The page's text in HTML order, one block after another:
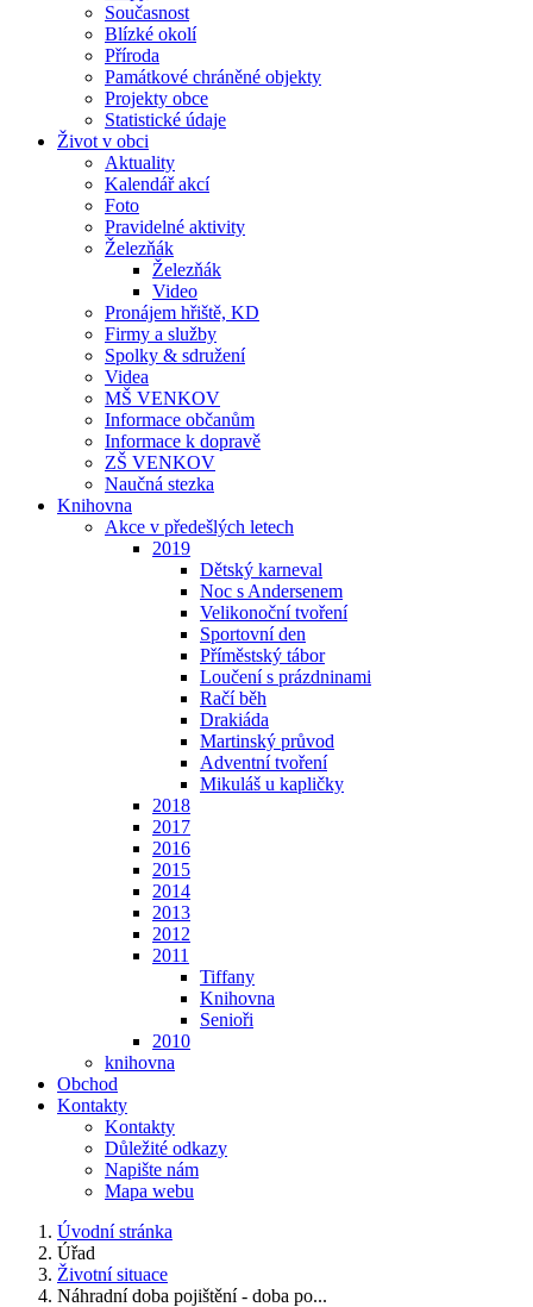
Současnost
Blízké okolí
Příroda
Památkové chráněné objekty
Projekty obce
Statistické údaje
Život v obci
Aktuality
Kalendář akcí
Foto
Pravidelné aktivity
Železňák
Železňák
Video
Pronájem hřiště, KD
Firmy a služby
Spolky & sdružení
Videa
MŠ VENKOV
Informace občanům
Informace k dopravě
ZŠ VENKOV
Naučná stezka
Knihovna
Akce v předešlých letech
2019
Dětský karneval
Noc s Andersenem
Velikonoční tvoření
Sportovní den
Příměstský tábor
Loučení s prázdninami
Račí běh
Drakiáda
Martinský průvod
Adventní tvoření
Mikuláš u kapličky
2018
2017
2016
2015
2014
2013
2012
2011
Tiffany
Knihovna
Senioři
2010
knihovna
Obchod
Kontakty
Kontakty
Důležité odkazy
Napište nám
Mapa webu
Úvodní stránka
Úřad
Životní situace
Náhradní doba pojištění - doba po...